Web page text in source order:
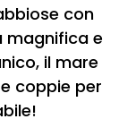
con
magnifica e
il mare
coppie per